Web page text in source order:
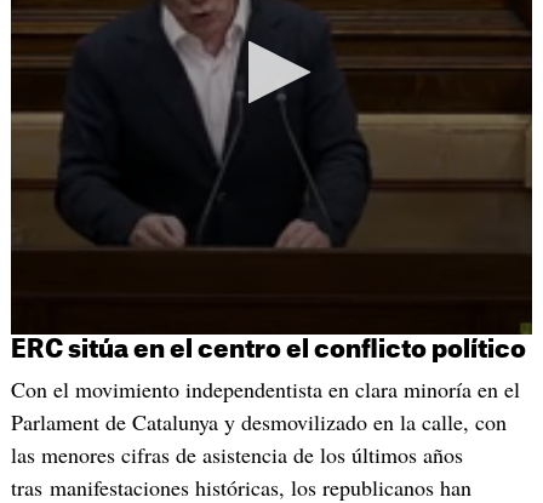
ERC sitúa en el centro el conflicto político
Con el movimiento independentista en clara minoría en el
Parlament de Catalunya y desmovilizado en la calle, con
las menores cifras de asistencia de los últimos años
tras manifestaciones históricas, los republicanos han